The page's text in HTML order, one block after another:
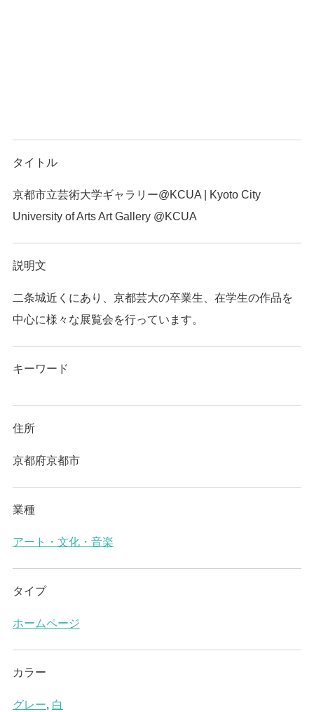
タイトル
京都市立芸術大学ギャラリー@KCUA | Kyoto City
University of Arts Art Gallery @KCUA
説明文
二条城近くにあり、京都芸大の卒業生、在学生の作品を
中心に様々な展覧会を行っています。
キーワード
住所
京都府京都市
業種
アート・文化・音楽
タイプ
ホームページ
カラー
グレー, 白